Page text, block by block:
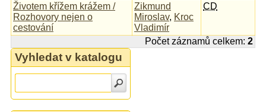
Životem křížem krážem /
Rozhovory nejen o
cestování
Zikmund
Miroslav, Kroc
Vladimír
CD
Počet záznamů celkem: 2
Vyhledat v katalogu